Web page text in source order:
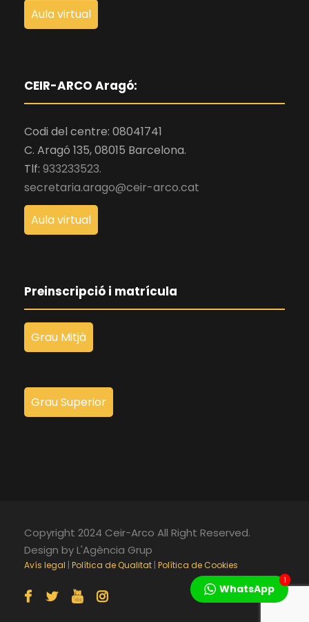
Aula virtual
CEIR-ARCO Aragó:
Codi del centre: 08041741
C. Aragó 135, 08015 Barcelona.
Tlf: 933233523.
secretaria.arago@ceir-arco.cat
Aula virtual
Preinscripció i matrícula
Grau Mitjà
Grau Superior
Copyright 2024 Ceir-Arco All Right Reserved.
Design by L'Agència Grup
Avís legal | Política de Qualitat | Política de Cookies
WhatsApp
1